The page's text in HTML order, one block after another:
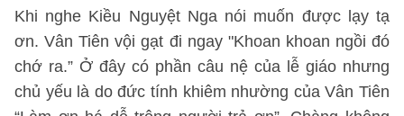
Khi nghe Kiều Nguyệt Nga nói muốn được lạy tạ
ơn. Vân Tiên vội gạt đi ngay "Khoan khoan ngồi đó
chớ ra.” Ở đây có phần câu nệ của lễ giáo nhưng
chủ yếu là do đức tính khiêm nhường của Vân Tiên